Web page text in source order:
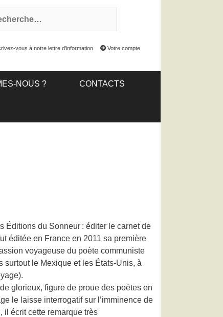
vous à notre lettre d'information Votre compte
NOUS ? CONTACTS
Éditions du Sonneur : éditer le carnet de
éditée en France en 2011 sa première
voyageuse du poète communiste
le Mexique et les États-Unis, à
glorieux, figure de proue des poètes en
le laisse interrogatif sur l’imminence de
il écrit cette remarque très